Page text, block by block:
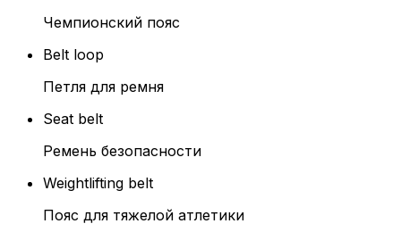
Чемпионский пояс
Belt loop
Петля для ремня
Seat belt
Ремень безопасности
Weightlifting belt
Пояс для тяжелой атлетики